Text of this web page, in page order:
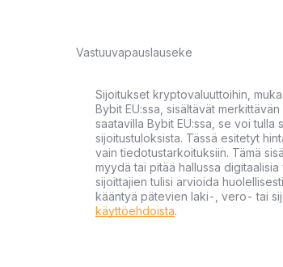
Vastuuvapauslauseke
Sijoitukset kryptovaluuttoihin,
Bybit EU:ssa, sisältävät
saatavilla Bybit EU:ssa, se voi tulla
sijoitustuloksista. Tässä esitetyt
vain tiedotustarkoituksiin. Tämä
myydä tai pitää hallussa
sijoittajien tulisi arvioida
kääntyä pätevien laki-, vero- tai
käyttöehdoista.